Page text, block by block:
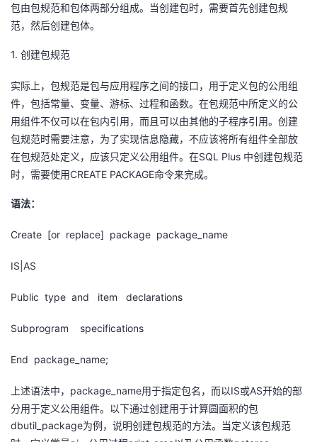
包由包规范和包体两部分组成。当创建包时，需要首先创建包规
范，然后创建包体。
1. 创建包规范
实际上，包规范是包与应用程序之间的接口，用于定义包的公用组
件，包括常量、变量、游标、过程和函数。在包规范中所定义的公
用组件不仅可以在包内引用，而且可以由其他的子程序引用。创建
包规范时需要注意，为了实现信息隐藏，不应该将所有组件全部放
在包规范处定义，应该只定义公用组件。在SQL Plus 中创建包规范
时，需要使用 CREATE PACKAGE命令来完成。
语法：
Create [or replace] package package_name
IS|AS
Public type and item declarations
Subprogram specifications
End package_name;
上述语法中， package_name用于指定包名，而以IS或AS开始的部
分用于定义公用组件。以下通过创建用于计算圆面积的包
dbutil_package为例，说明创建包规范的方法。当定义该包规范